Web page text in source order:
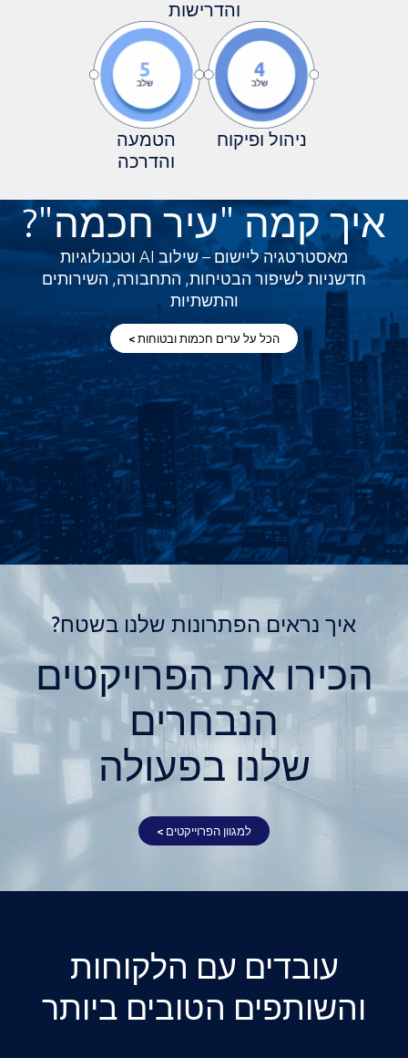
הטמעה
"עיר חכמה"?
מאסטרטגיה ליישום – שילוב AI וטכנולוגיות
הבטיחות, התחבורה, השירותים
והתשתיות
על ערים חכמות ובטוחות >
הפתרונות שלנו בשטח?
הפרויקטים
בפעולה
עם הלקוחות
הטובים ביותר